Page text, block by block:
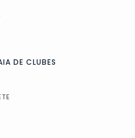
DE CLUBES